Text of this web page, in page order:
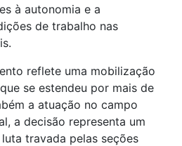
à autonomia e a
de trabalho nas
reflete uma mobilização
se estendeu por mais de
a atuação no campo
a decisão representa um
travada pelas seções